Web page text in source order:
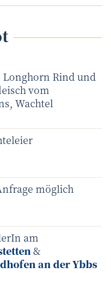
Longhorn Rind und
vom
Wachtel
möglich
am
&
an der Ybbs